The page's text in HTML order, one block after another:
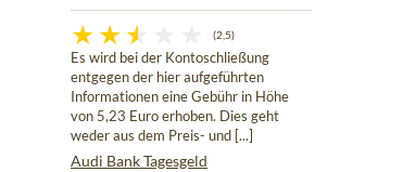
(2,5)
Es wird bei der Kontoschließung
entgegen der hier aufgeführten
Informationen eine Gebühr in Höhe
von 5,23 Euro erhoben. Dies geht
weder aus dem Preis- und [...]
Audi Bank Tagesgeld